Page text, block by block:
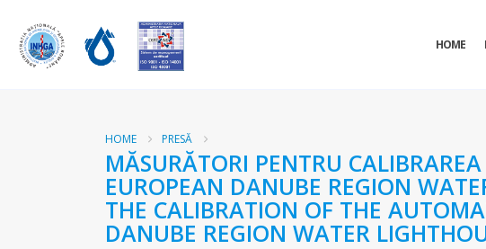
HOME
HOME PRESĂ
MĂSURĂTORI PENTRU
EUROPEAN DANUBE REGION
THE CALIBRATION OF THE
DANUBE REGION WATER